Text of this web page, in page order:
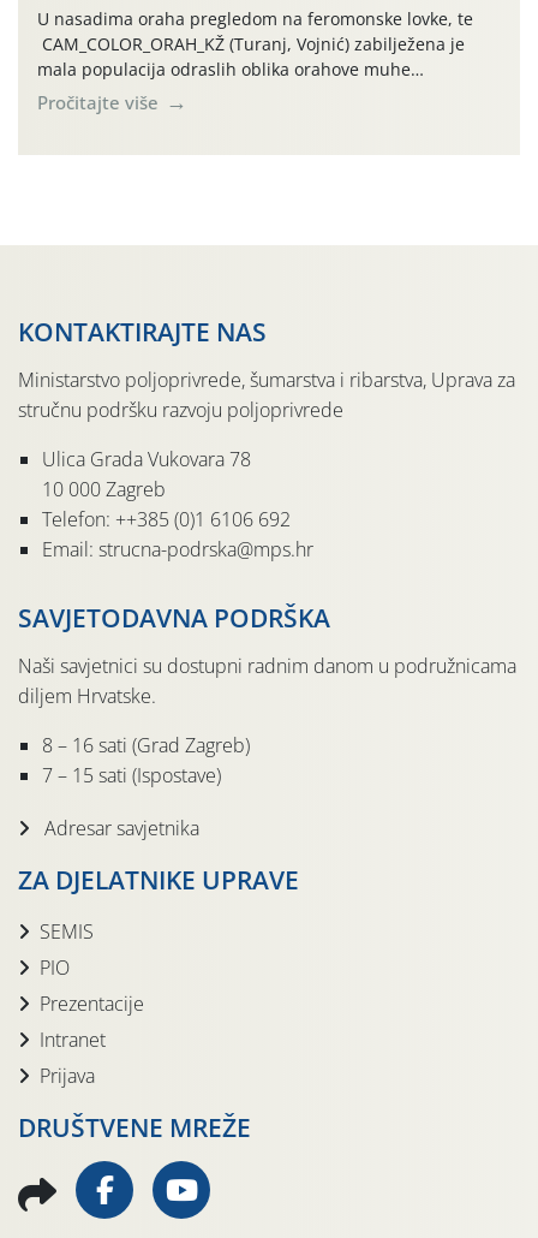
U nasadima oraha pregledom na feromonske lovke, te
CAM_COLOR_ORAH_KŽ (Turanj, Vojnić) zabilježena je
mala populacija odraslih oblika orahove muhe
(Rhagoletis completa). Niska brojnost može se objasniti
činjenicom da je riječ o mladim nasadima s vrlo malim
Pročitajte više
KONTAKTIRAJTE NAS
Ministarstvo poljoprivrede, šumarstva i ribarstva, Uprava za
stručnu podršku razvoju poljoprivrede
Ulica Grada Vukovara 78
10 000 Zagreb
Telefon: ++385 (0)1 6106 692
Email: strucna-podrska@mps.hr
SAVJETODAVNA PODRŠKA
Naši savjetnici su dostupni radnim danom u podružnicama
diljem Hrvatske.
8 – 16 sati (Grad Zagreb)
7 – 15 sati (Ispostave)
Adresar savjetnika
ZA DJELATNIKE UPRAVE
SEMIS
PIO
Prezentacije
Intranet
Prijava
DRUŠTVENE MREŽE